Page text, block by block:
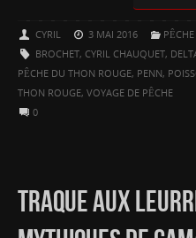
CYRIL 3 MAI 2016
PÊCHE
BROCHET, CYRIL CHAUQUET,
PÊCHE DU THON ROUGE, PENN,
THON ROUGE, VOYAGE DE PÊCHE
0
TRAQUE AUX